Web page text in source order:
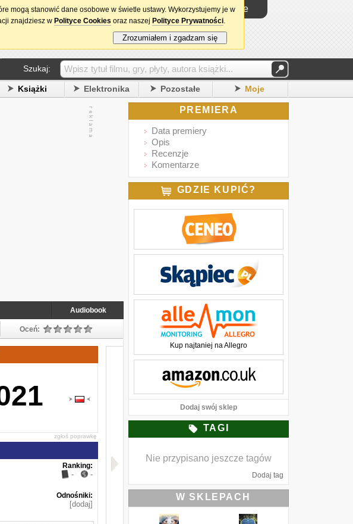
urodziny DataPremiery.pl Logowanie
Szukaj:
Książki Elektronika Pozostałe Moje
Audiobook
Oceń:
zgłoś poprawkę
Ranking:
- -
Odnośniki:
[dodaj]
PREMIERA
Data premiery
Opis
Recenzje
Komentarze
GDZIE KUPIĆ?
Kup najtaniej na Allegro
Dodaj swój sklep
TAGI
Nie przypisano jeszcze tagów
Dodaj tag
W SKLEPACH
mogą stanowić dane osobowe w świetle ustawy. Wykorzystujemy je w
znajdziesz w Polityce Cookies oraz naszej Polityce Prywatności.
Zrozumiałem i zgadzam się